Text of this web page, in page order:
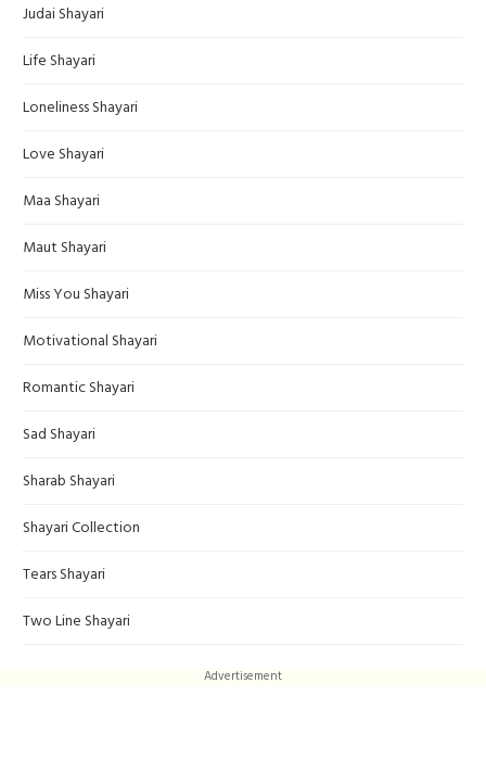
Judai Shayari
Life Shayari
Loneliness Shayari
Love Shayari
Maa Shayari
Maut Shayari
Miss You Shayari
Motivational Shayari
Romantic Shayari
Sad Shayari
Sharab Shayari
Shayari Collection
Tears Shayari
Two Line Shayari
Advertisement